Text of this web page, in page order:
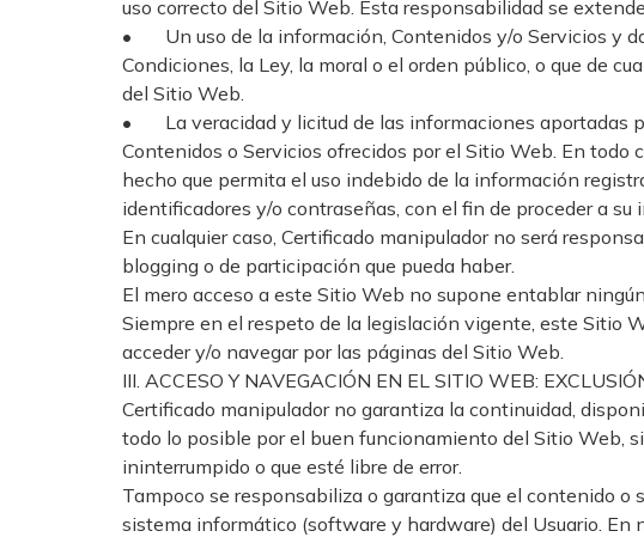
uso correcto del Sitio Web. Esta responsabilidad se
• Un uso de la información, Contenidos y/o Servicios y
Condiciones, la Ley, la moral o el orden público, o que de
del Sitio Web.
• La veracidad y licitud de las informaciones aportadas
Contenidos o Servicios ofrecidos por el Sitio Web. En todo
hecho que permita el uso indebido de la información
identificadores y/o contraseñas, con el fin de proceder a su
En cualquier caso, Certificado manipulador no será
blogging o de participación que pueda haber.
El mero acceso a este Sitio Web no supone entablar
Siempre en el respeto de la legislación vigente, este Sitio
acceder y/o navegar por las páginas del Sitio Web.
III. ACCESO Y NAVEGACIÓN EN EL SITIO WEB:
Certificado manipulador no garantiza la continuidad,
todo lo posible por el buen funcionamiento del Sitio Web,
ininterrumpido o que esté libre de error.
Tampoco se responsabiliza o garantiza que el contenido o
sistema informático (software y hardware) del Usuario. En